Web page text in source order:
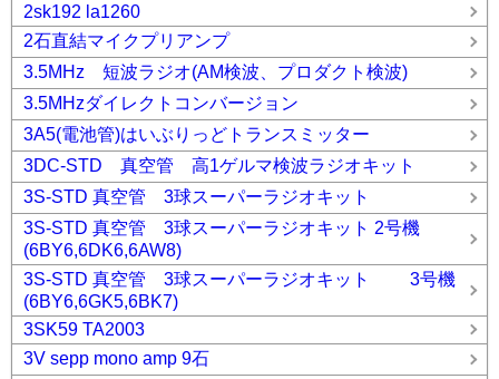
2sk192 la1260
2石直結マイクプリアンプ
3.5MHz 短波ラジオ(AM検波、プロダクト検波)
3.5MHzダイレクトコンバージョン
3A5(電池管)はいぶりっどトランスミッター
3DC-STD 真空管 高1ゲルマ検波ラジオキット
3S-STD 真空管 3球スーパーラジオキット
3S-STD 真空管 3球スーパーラジオキット 2号機
(6BY6,6DK6,6AW8)
3S-STD 真空管 3球スーパーラジオキット 3号機
(6BY6,6GK5,6BK7)
3SK59 TA2003
3V sepp mono amp 9石